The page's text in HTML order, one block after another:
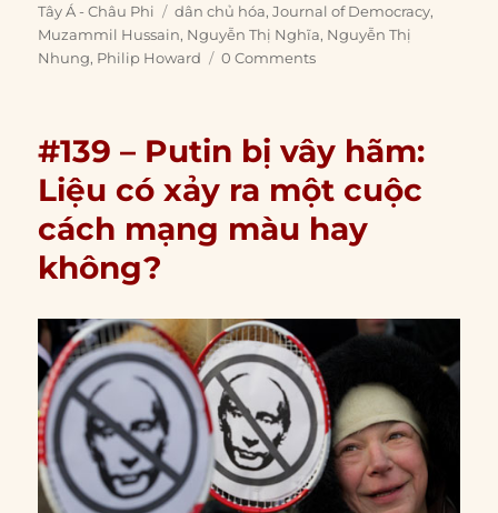
on
Tây Á - Châu Phi
Tags
dân chủ hóa,Journal of Democracy,
Muzammil Hussain, Nguyễn Thị Nghĩa, Nguyễn Thị
Nhung, Philip Howard 0 Comments
#139 – Putin bị vây hãm:
Liệu có xảy ra một cuộc
cách mạng màu hay
không?